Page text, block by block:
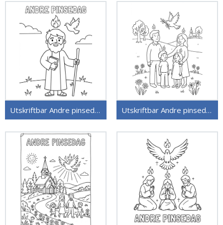
Utskriftbar Andre pinsedag Utskriftbar Andre pinsedag uten kostnad